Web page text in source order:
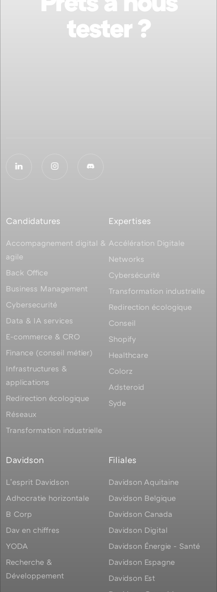
tester ?
Candidatures
Accompagnement digital &
agile
Back Office
Business Management
Cybersecurité
Data & IA services
E-commerce & CRO
Finance (conseil métier)
Infrastructures &
applications
Redirection écologique
Réseaux
Transformation industrielle
Expertises
Accélération Digitale
Networks
Cybersécurité
Transformation industrielle
Redirection écologique
Conseil
Shopify
Healthcare
Colorz
Adsteroid
Syde
Davidson
Lʼesprit Davidson
Adhocratie horizontale
B Corp
Dav en chiffres
YODA
Recherche &
Développement
Filiales
Davidson Aquitaine
Davidson Belgique
Davidson Canada
Davidson Digital
Davidson Énergie - Santé
Davidson Espagne
Davidson Est